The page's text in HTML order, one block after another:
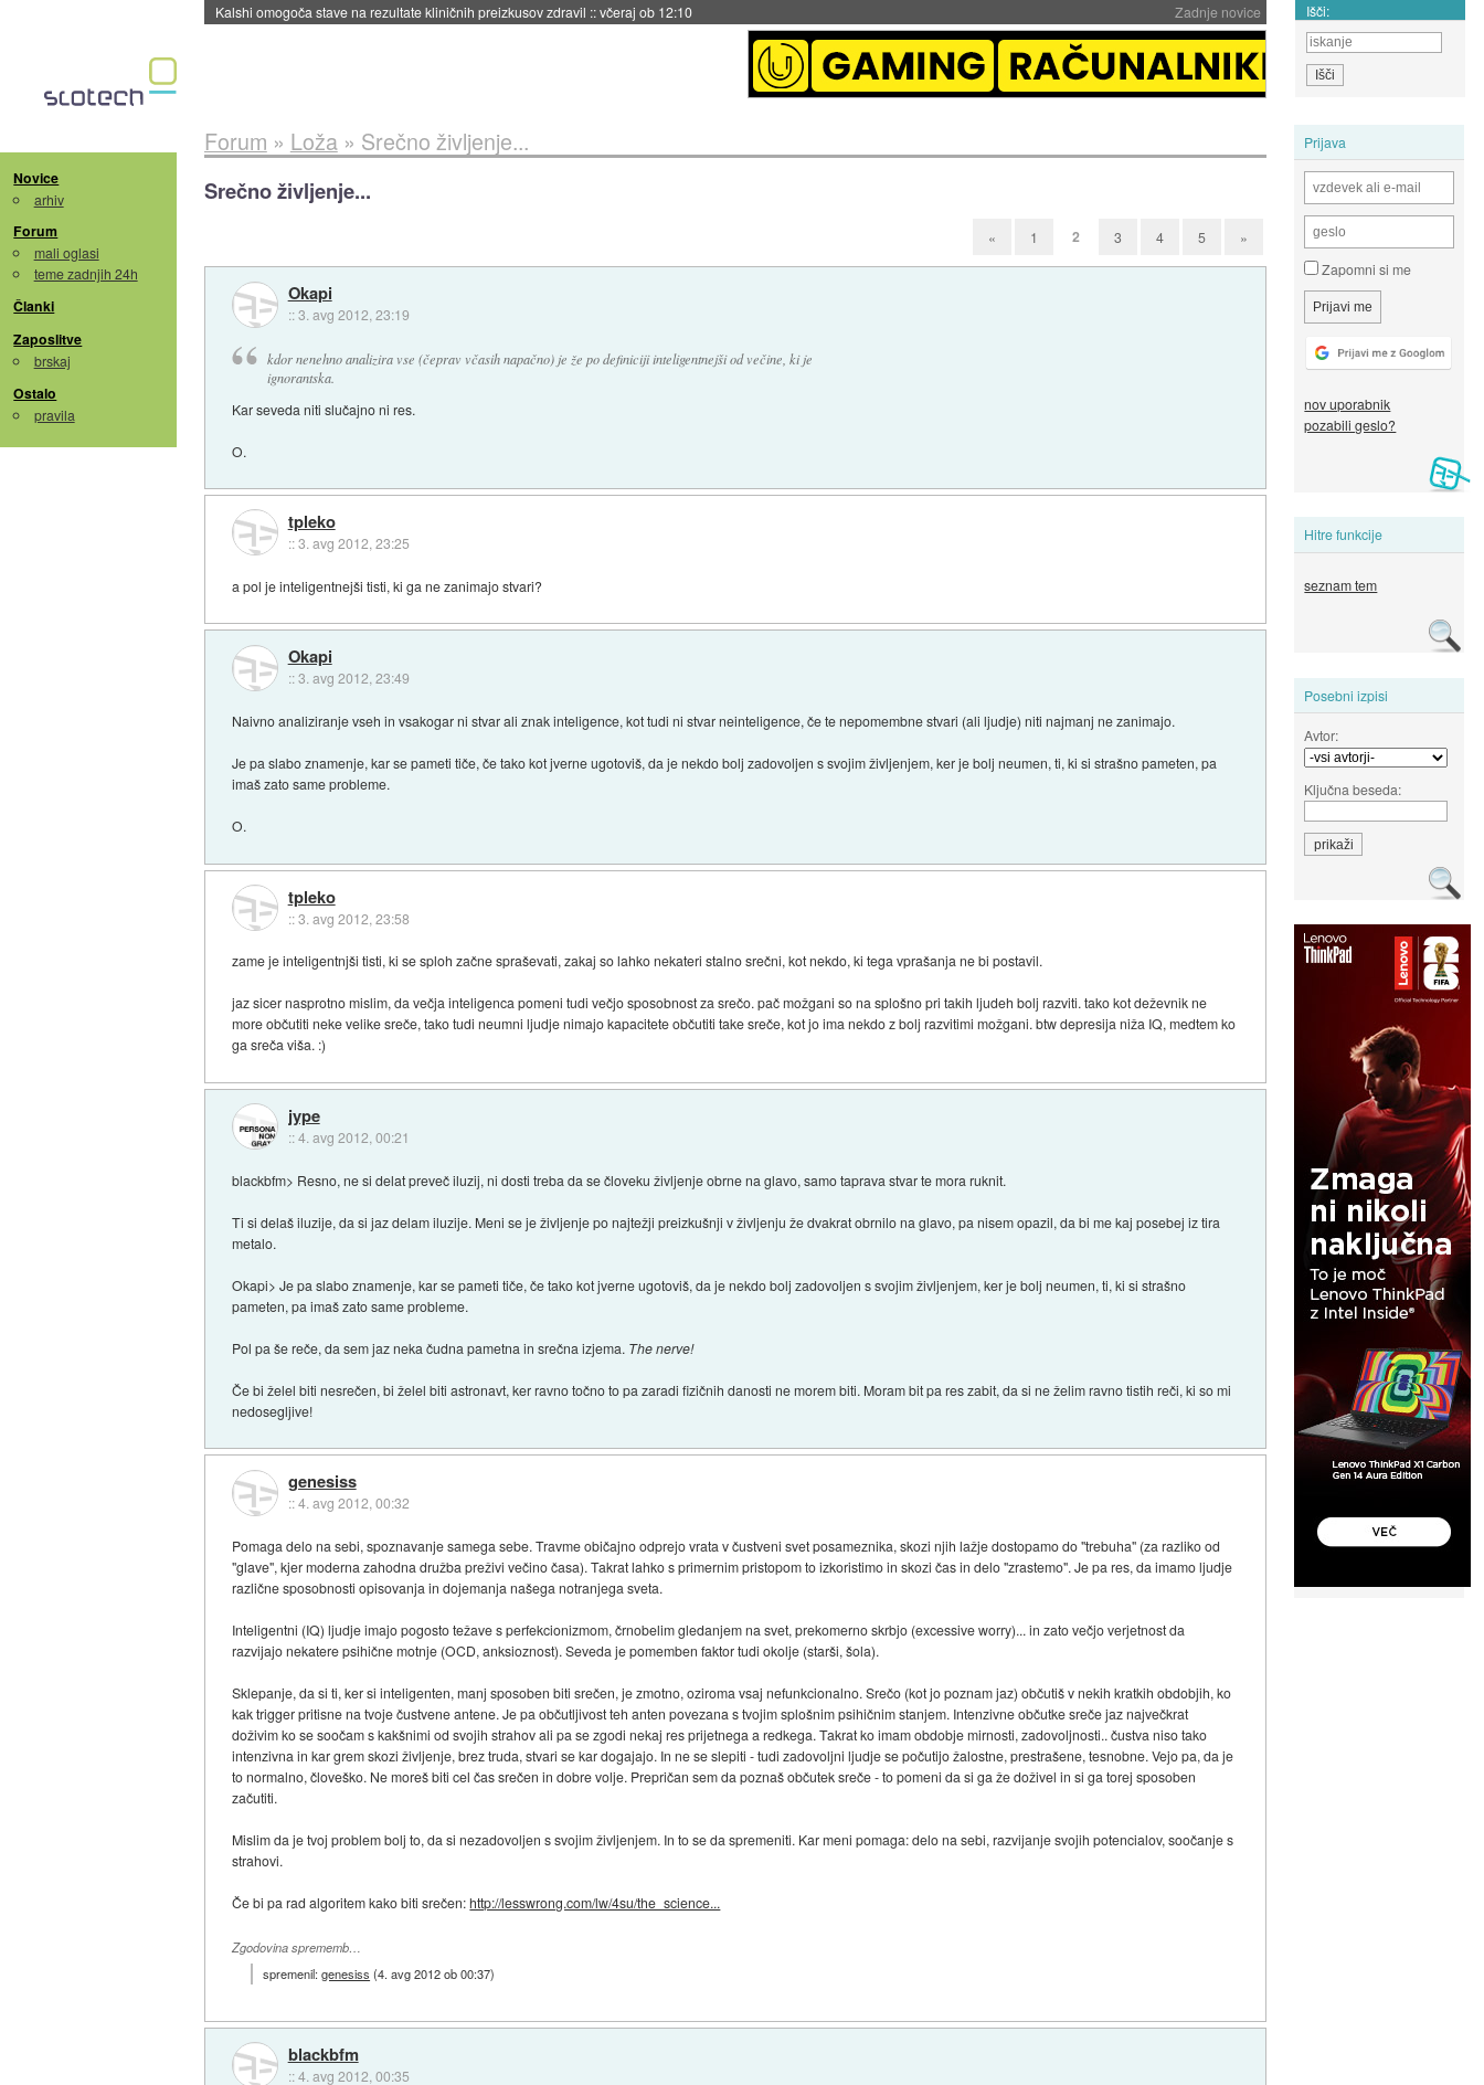
Zadnje novice
Sandisk že prodal več kot polovico SSD-jev za naslednji dve leti::včeraj ob 11:37 Išči:
Novice
arhiv
Forum
mali oglasi
teme zadnjih 24h
Članki
Zaposlitve
brskaj
Ostalo
pravila
Prijava
Zapomni si me
nov uporabnik
pozabili geslo?
Hitre funkcije
seznam tem
Posebni izpisi
Avtor:
Ključna beseda:
Forum » Loža» Srečno življenje...
Srečno življenje...
« 1 2 3 4 5 »
Okapi
::3. avg 2012, 23:19
kdor nenehno analizira vse (čeprav včasih napačno) je že po definiciji inteligentnejši od večine, ki je
ignorantska.
Kar seveda niti slučajno ni res.
O.
tpleko
::3. avg 2012, 23:25
a pol je inteligentnejši tisti, ki ga ne zanimajo stvari?
Okapi
::3. avg 2012, 23:49
Naivno analiziranje vseh in vsakogar ni stvar ali znak inteligence, kot tudi ni stvar neinteligence, če te nepomembne stvari (ali ljudje) niti najmanj ne zanimajo.
Je pa slabo znamenje, kar se pameti tiče, če tako kot jverne ugotoviš, da je nekdo bolj zadovoljen s svojim življenjem, ker je bolj neumen, ti, ki si strašno pameten, pa
imaš zato same probleme.
O.
tpleko
::3. avg 2012, 23:58
zame je inteligentnjši tisti, ki se sploh začne spraševati, zakaj so lahko nekateri stalno srečni, kot nekdo, ki tega vprašanja ne bi postavil.
jaz sicer nasprotno mislim, da večja inteligenca pomeni tudi večjo sposobnost za srečo. pač možgani so na splošno pri takih ljudeh bolj razviti. tako kot deževnik ne
more občutiti neke velike sreče, tako tudi neumni ljudje nimajo kapacitete občutiti take sreče, kot jo ima nekdo z bolj razvitimi možgani. btw depresija niža IQ, medtem ko
ga sreča viša. :)
jype
::4. avg 2012, 00:21
blackbfm> Resno, ne si delat preveč iluzij, ni dosti treba da se človeku življenje obrne na glavo, samo taprava stvar te mora ruknit.
Ti si delaš iluzije, da si jaz delam iluzije. Meni se je življenje po najtežji preizkušnji v življenju že dvakrat obrnilo na glavo, pa nisem opazil, da bi me kaj posebej iz tira
metalo.
Okapi> Je pa slabo znamenje, kar se pameti tiče, če tako kot jverne ugotoviš, da je nekdo bolj zadovoljen s svojim življenjem, ker je bolj neumen, ti, ki si strašno
pameten, pa imaš zato same probleme.
Pol pa še reče, da sem jaz neka čudna pametna in srečna izjema. The nerve!
Če bi želel biti nesrečen, bi želel biti astronavt, ker ravno točno to pa zaradi fizičnih danosti ne morem biti. Moram bit pa res zabit, da si ne želim ravno tistih reči, ki so mi
nedosegljive!
genesiss
::4. avg 2012, 00:32
Pomaga delo na sebi, spoznavanje samega sebe. Travme običajno odprejo vrata v čustveni svet posameznika, skozi njih lažje dostopamo do "trebuha" (za razliko od
"glave", kjer moderna zahodna družba preživi večino časa). Takrat lahko s primernim pristopom to izkoristimo in skozi čas in delo "zrastemo". Je pa res, da imamo ljudje
različne sposobnosti opisovanja in dojemanja našega notranjega sveta.
Inteligentni (IQ) ljudje imajo pogosto težave s perfekcionizmom, črnobelim gledanjem na svet, prekomerno skrbjo (excessive worry)... in zato večjo verjetnost da
razvijajo nekatere psihične motnje (OCD, anksioznost). Seveda je pomemben faktor tudi okolje (starši, šola).
Sklepanje, da si ti, ker si inteligenten, manj sposoben biti srečen, je zmotno, oziroma vsaj nefunkcionalno. Srečo (kot jo poznam jaz) občutiš v nekih kratkih obdobjih, ko
kak trigger pritisne na tvoje čustvene antene. Je pa občutljivost teh anten povezana s tvojim splošnim psihičnim stanjem. Intenzivne občutke sreče jaz največkrat
doživim ko se soočam s kakšnimi od svojih strahov ali pa se zgodi nekaj res prijetnega a redkega. Takrat ko imam obdobje mirnosti, zadovoljnosti.. čustva niso tako
intenzivna in kar grem skozi življenje, brez truda, stvari se kar dogajajo. In ne se slepiti - tudi zadovoljni ljudje se počutijo žalostne, prestrašene, tesnobne. Vejo pa, da je
to normalno, človeško. Ne moreš biti cel čas srečen in dobre volje. Prepričan sem da poznaš občutek sreče - to pomeni da si ga že doživel in si ga torej sposoben
začutiti.
Mislim da je tvoj problem bolj to, da si nezadovoljen s svojim življenjem. In to se da spremeniti. Kar meni pomaga: delo na sebi, razvijanje svojih potencialov, soočanje s
strahovi.
Če bi pa rad algoritem kako biti srečen:http://lesswrong.com/lw/4su/the_science...
Zgodovina sprememb…
spremenil:genesiss (4. avg 2012 ob 00:37)
blackbfm
::4. avg 2012, 00:35